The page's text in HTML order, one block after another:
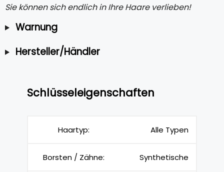
Sie können sich endlich in Ihre Haare verlieben!
Warnung
Hersteller/Händler
Schlüsseleigenschaften
Haartyp: Alle Typen
Borsten / Zähne: Synthetische